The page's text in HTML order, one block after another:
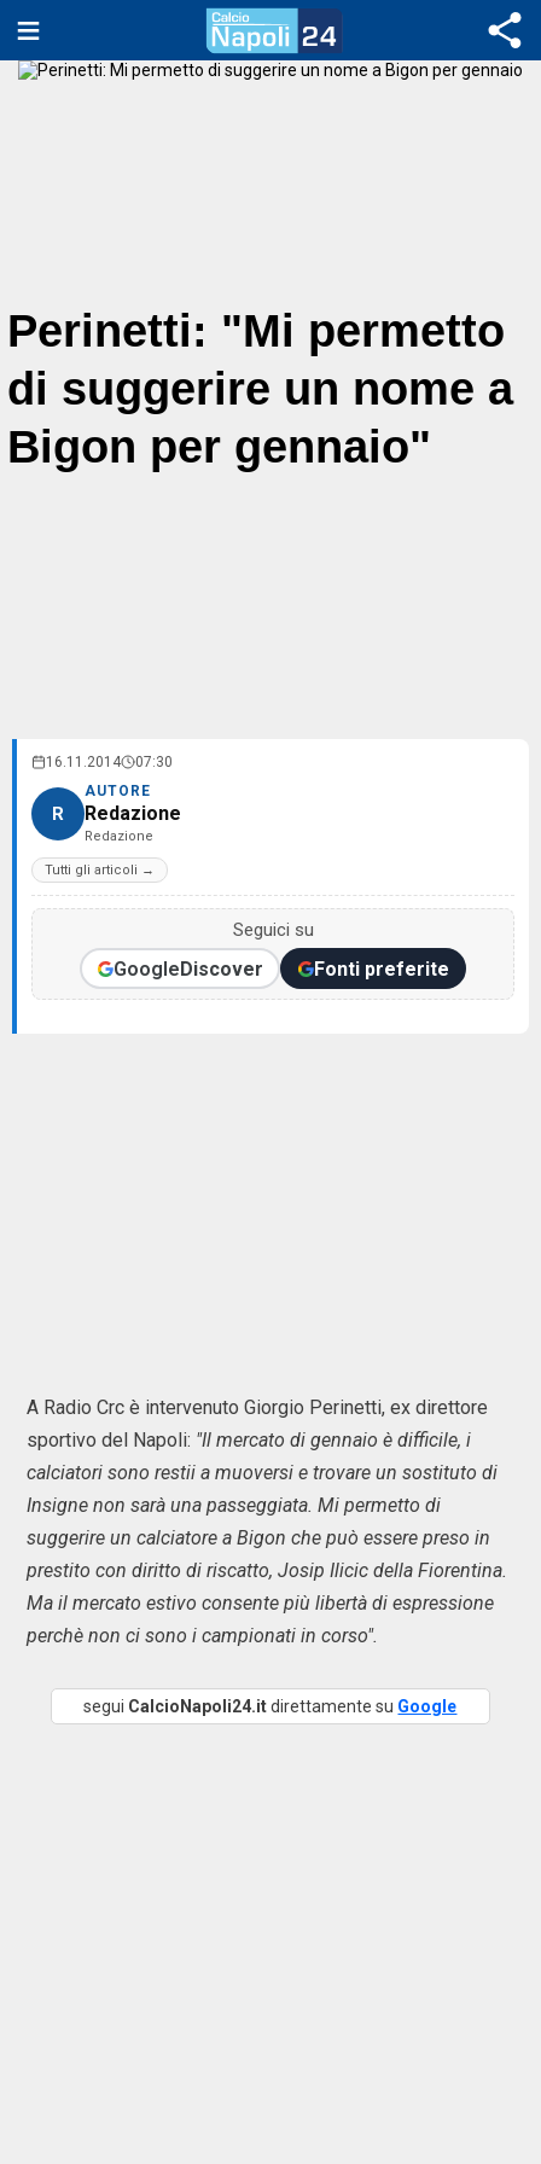
Perinetti: "Mi permetto
di suggerire un nome a
Bigon per gennaio"
16.11.2014 07:30
R
AUTORE
Redazione
Redazione
Tutti gli articoli →
Seguici su
GoogleDiscover Fonti preferite
A Radio Crc è intervenuto Giorgio Perinetti, ex direttore
sportivo del Napoli: "Il mercato di gennaio è difficile, i
calciatori sono restii a muoversi e trovare un sostituto di
Insigne non sarà una passeggiata. Mi permetto di
suggerire un calciatore a Bigon che può essere preso in
prestito con diritto di riscatto, Josip Ilicic della Fiorentina.
Ma il mercato estivo consente più libertà di espressione
perchè non ci sono i campionati in corso".
segui CalcioNapoli24.itdirettamente su Google